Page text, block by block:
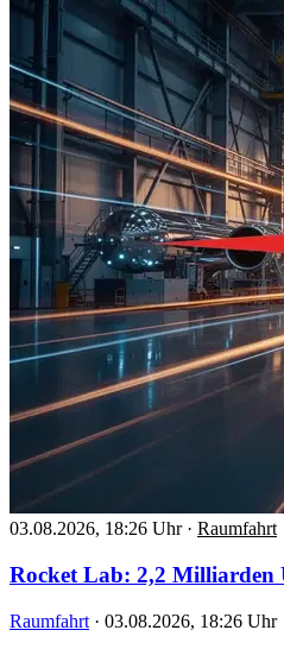
03.08.2026, 18:26 Uhr · Raumfahrt
Rocket Lab: 2,2 Milliarden
Raumfahrt · 03.08.2026, 18:26 Uhr